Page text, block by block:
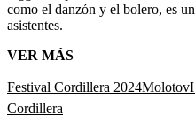
como el danzón y el bolero, es
asistentes.
VER MÁS
Festival Cordillera 2024Molotov
Cordillera